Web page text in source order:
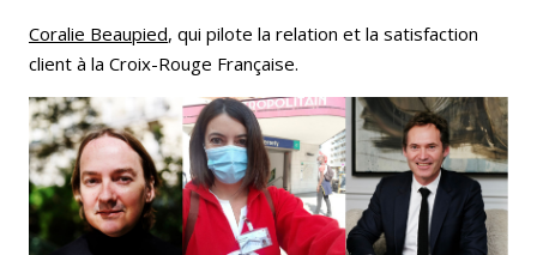
Coralie Beaupied, qui pilote la relation et la satisfaction
client à la Croix-Rouge Française.